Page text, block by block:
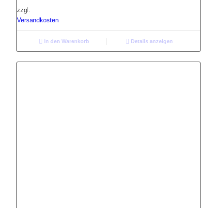
zzgl.
Versandkosten
In den Warenkorb Details anzeigen